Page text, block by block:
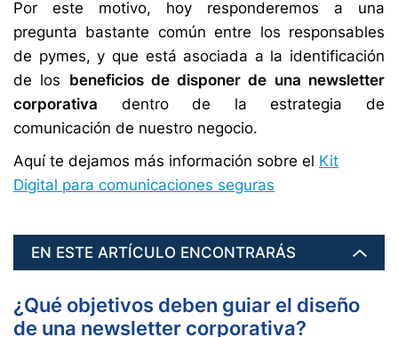
Por este motivo, hoy responderemos a una
pregunta bastante común entre los responsables
de pymes, y que está asociada a la identificación
de los beneficios de disponer de una newsletter
corporativa dentro de la estrategia de
comunicación de nuestro negocio.
Aquí te dejamos más información sobre el Kit
Digital para comunicaciones seguras
EN ESTE ARTÍCULO ENCONTRARÁS
¿Qué objetivos deben guiar el diseño
de una newsletter corporativa?